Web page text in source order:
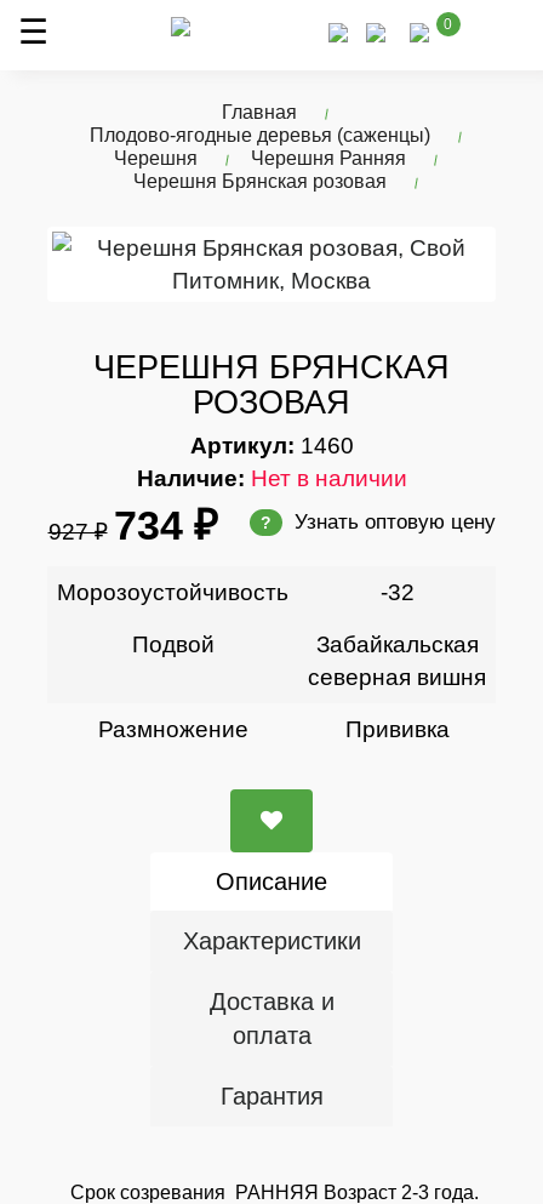
0
Главная
Плодово-ягодные деревья (саженцы)
Черешня
Черешня Ранняя
Черешня Брянская розовая
ЧЕРЕШНЯ БРЯНСКАЯ
РОЗОВАЯ
Артикул: 1460
Наличие: Нет в наличии
927 ₽ 734 ₽ ? Узнать оптовую цену
Морозоустойчивость -32
Подвой
Забайкальская
северная вишня
Размножение Прививка
Описание
Характеристики
Доставка и
оплата
Гарантия
Срок созревания РАННЯЯ Возраст 2-3 года.